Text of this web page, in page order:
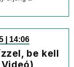
| 14:06
be kell